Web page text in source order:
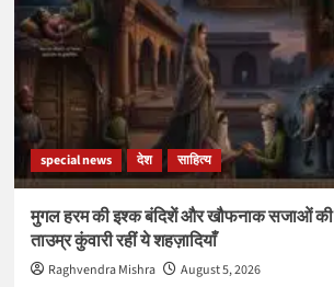
special news देश साहित्य
मुगल हरम की इश्क बंदिशें और खौफनाक सजाओं की
ताउम्र कुंवारी रहीं ये शहज़ादियाँ
Raghvendra Mishra
August 5, 2026